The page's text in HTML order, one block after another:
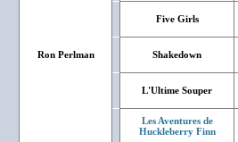
Ron Perlman
Five Girls
Shakedown
L'Ultime Souper
Les Aventures de
Huckleberry Finn